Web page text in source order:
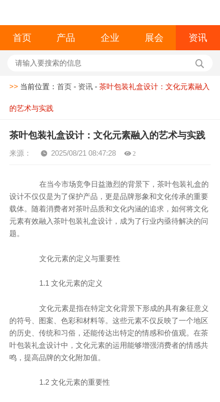
首页 产品 企业 展会 资讯
>> 当前位置：首页 - 资讯 -茶叶包装礼盒设计：文化元素融入
的艺术与实践
茶叶包装礼盒设计：文化元素融入的艺术与实践
来源： 2025/08/21 08:47:28 2
在当今市场竞争日益激烈的背景下，茶叶包装礼盒的
设计不仅仅是为了保护产品，更是品牌形象和文化传承的重要
载体。随着消费者对茶叶品质和文化内涵的追求，如何将文化
元素有效融入茶叶包装礼盒设计，成为了行业内亟待解决的问
题。
文化元素的定义与重要性
1.1 文化元素的定义
文化元素是指在特定文化背景下形成的具有象征意义
的符号、图案、色彩和材料等。这些元素不仅反映了一个地区
的历史、传统和习俗，还能传达出特定的情感和价值观。在茶
叶包装礼盒设计中，文化元素的运用能够增强消费者的情感共
鸣，提高品牌的文化附加值。
1.2 文化元素的重要性